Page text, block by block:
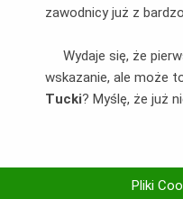
zawodnicy już z
Wydaje się, że
wskazanie, ale może
Tucki? Myślę, że już
Pliki